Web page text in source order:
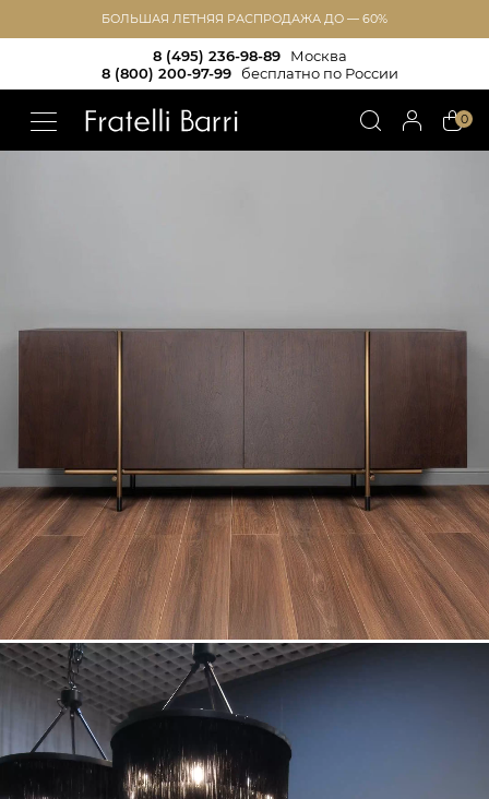
БОЛЬШАЯ ЛЕТНЯЯ РАСПРОДАЖА ДО — 60%
8 (495) 236-98-89
Москва
8 (800) 200-97-99
бесплатно по России
0